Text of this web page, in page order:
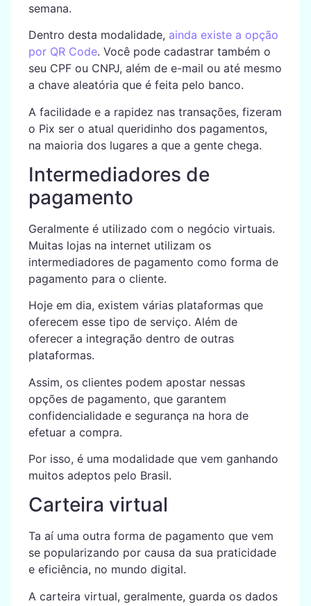
semana.
Dentro desta modalidade, ainda existe a opção
por QR Code. Você pode cadastrar também o
seu CPF ou CNPJ, além de e-mail ou até mesmo
a chave aleatória que é feita pelo banco.
A facilidade e a rapidez nas transações, fizeram
o Pix ser o atual queridinho dos pagamentos,
na maioria dos lugares a que a gente chega.
Intermediadores de
pagamento
Geralmente é utilizado com o negócio virtuais.
Muitas lojas na internet utilizam os
intermediadores de pagamento como forma de
pagamento para o cliente.
Hoje em dia, existem várias plataformas que
oferecem esse tipo de serviço. Além de
oferecer a integração dentro de outras
plataformas.
Assim, os clientes podem apostar nessas
opções de pagamento, que garantem
confidencialidade e segurança na hora de
efetuar a compra.
Por isso, é uma modalidade que vem ganhando
muitos adeptos pelo Brasil.
Carteira virtual
Ta aí uma outra forma de pagamento que vem
se popularizando por causa da sua praticidade
e eficiência, no mundo digital.
A carteira virtual, geralmente, guarda os dados